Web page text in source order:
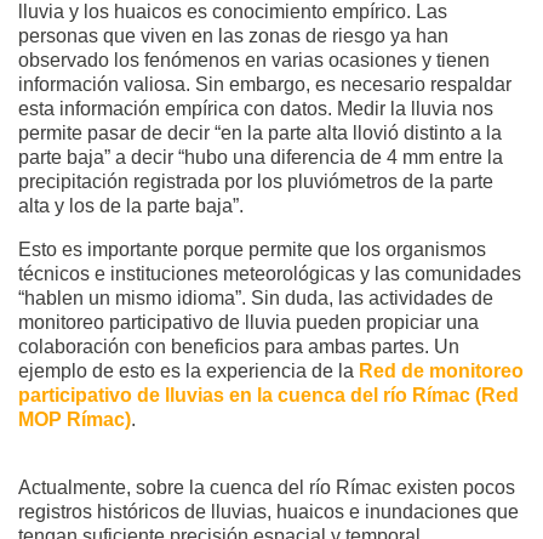
lluvia y los huaicos es conocimiento empírico. Las
personas que viven en las zonas de riesgo ya han
observado los fenómenos en varias ocasiones y tienen
información valiosa. Sin embargo, es necesario respaldar
esta información empírica con datos. Medir la lluvia nos
permite pasar de decir “en la parte alta llovió distinto a la
parte baja” a decir “hubo una diferencia de 4 mm entre la
precipitación registrada por los pluviómetros de la parte
alta y los de la parte baja”.
Esto es importante porque permite que los organismos
técnicos e instituciones meteorológicas y las comunidades
“hablen un mismo idioma”. Sin duda, las actividades de
monitoreo participativo de lluvia pueden propiciar una
colaboración con beneficios para ambas partes. Un
ejemplo de esto es la experiencia de la Red de monitoreo
participativo de lluvias en la cuenca del río Rímac (Red
MOP Rímac).
Actualmente, sobre la cuenca del río Rímac existen pocos
registros históricos de lluvias, huaicos e inundaciones que